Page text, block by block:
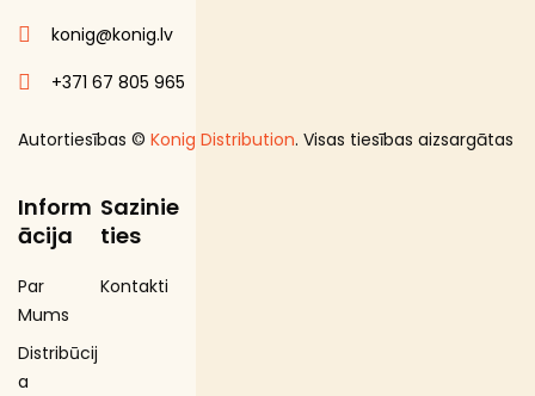
konig@konig.lv
+371 67 805 965
Autortiesības © Konig Distribution. Visas tiesības aizsargātas
Inform
ācija
Par
Mums
Distribūcij
a
Sazinie
ties
Kontakti